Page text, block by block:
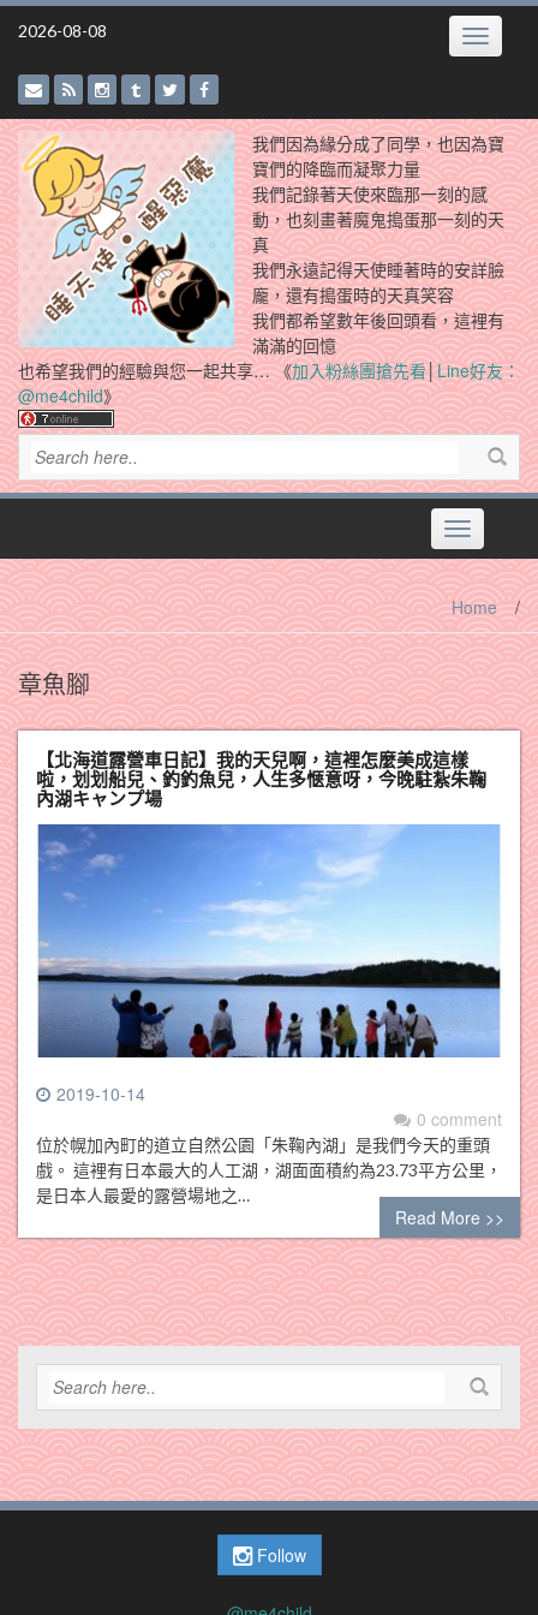
Skip
2026-08-08 Toggle
我們因為緣分成了同學，也因為寶
寶們的降臨而凝聚力量
我們記錄著天使來臨那一刻的感
動，也刻畫著魔鬼搗蛋那一刻的天
真
我們永遠記得天使睡著時的安詳臉
龐，還有搗蛋時的天真笑容
我們都希望數年後回頭看，這裡有
滿滿的回憶
也希望我們的經驗與您一起共享… 《加入粉絲團搶先看│Line好友：
@me4child》
Toggle
navigation
Home /
章魚腳
【北海道露營車日記】我的天兒啊，這裡怎麼美成這樣
啦，划划船兒、釣釣魚兒，人生多愜意呀，今晚駐紮朱鞠
內湖キャンプ場
2019-10-14
0 comment
位於幌加內町的道立自然公園「朱鞠內湖」是我們今天的重頭
戲。 這裡有日本最大的人工湖，湖面面積約為23.73平方公里，
是日本人最愛的露營場地之…
Read More >>
Follow